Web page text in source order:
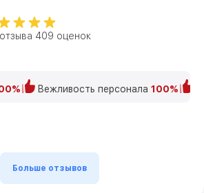
409 оценок
Вежливость персонала 100%
Больше отзывов